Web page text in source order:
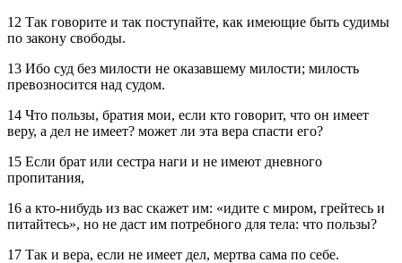
12 Так говорите и так поступайте, как имеющие быть судимы
по закону свободы.
13 Ибо суд без милости не оказавшему милости; милость
превозносится над судом.
14 Что пользы, братия мои, если кто говорит, что он имеет
веру, а дел не имеет? может ли эта вера спасти его?
15 Если брат или сестра наги и не имеют дневного
пропитания,
16 а кто-нибудь из вас скажет им: «идите с миром, грейтесь и
питайтесь», но не даст им потребного для тела: что пользы?
17 Так и вера, если не имеет дел, мертва сама по себе.